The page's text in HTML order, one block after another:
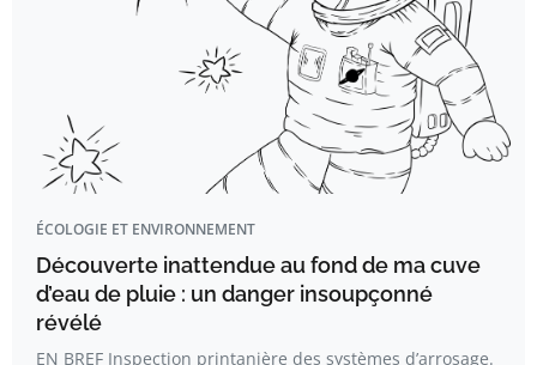
ÉCOLOGIE ET ENVIRONNEMENT
Découverte inattendue au fond de ma cuve
d’eau de pluie : un danger insoupçonné
révélé
EN BREF Inspection printanière des systèmes d’arrosage.